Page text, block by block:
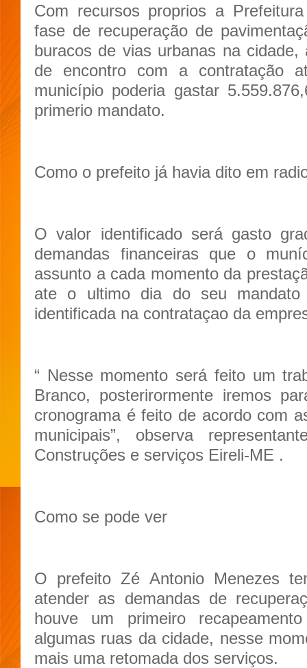
Com recursos proprios a
fase de recuperação de
buracos de vias urbanas na
de encontro com a contratação
município poderia gastar
primerio mandato.
Como o prefeito já havia dito em
O valor identificado será gasto
demandas financeiras que o
assunto a cada momento da
ate o ultimo dia do seu mandato
identificada na contrataçao da
“ Nesse momento será feito um
Branco, posterirormente iremos
cronograma é feito de acordo com
municipais”, observa
Construções e serviços Eireli-ME .
Como se pode ver
O prefeito Zé Antonio Menezes
atender as demandas de
houve um primeiro
algumas ruas da cidade, nesse
mais uma retomada dos serviços.